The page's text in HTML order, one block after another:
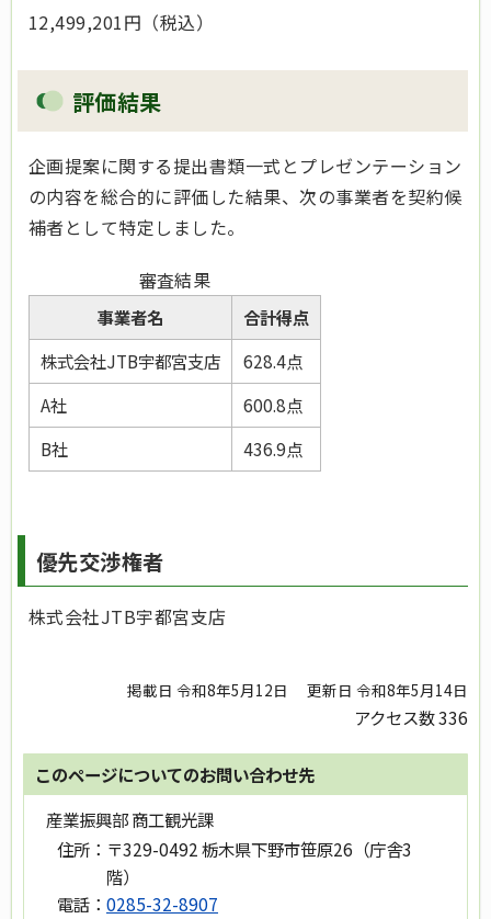
12,499,201円（税込）
評価結果
企画提案に関する提出書類一式とプレゼンテーション
の内容を総合的に評価した結果、次の事業者を契約候
補者として特定しました。
事業者名 合計得点
審査結果
株式会社JTB宇都宮支店
628.4点
A社
600.8点
B社
436.9点
優先交渉権者
株式会社JTB宇都宮支店
掲載日 令和8年5月12日 更新日 令和8年5月14日
アクセス数336
このページについてのお問い合わせ先
産業振興部 商工観光課
住所： 〒329-0492 栃木県下野市笹原26（庁舎3
階）
電話： 0285-32-8907